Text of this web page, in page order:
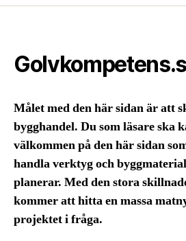
Målet med den här sidan är att
bygghandel. Du som läsare ska
välkommen på den här sidan
handla verktyg och
planerar. Med den stora
kommer att hitta en massa
projektet i fråga.